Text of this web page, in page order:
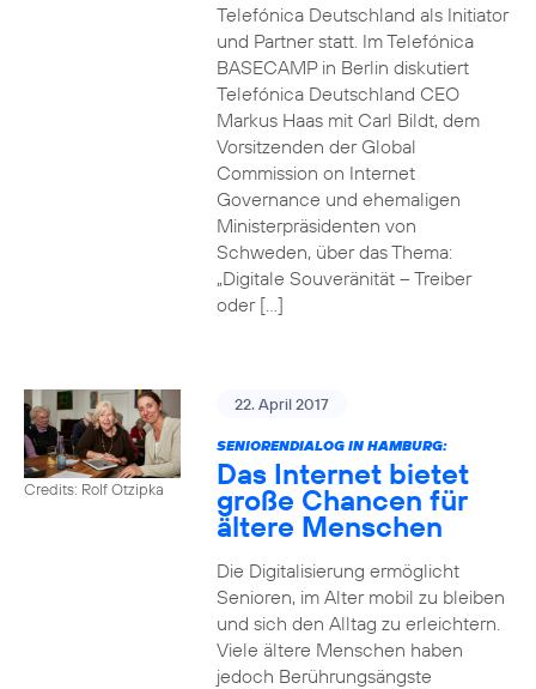
Telefónica Deutschland als Initiator
und Partner statt. Im Telefónica
BASECAMP in Berlin diskutiert
Telefónica Deutschland CEO
Markus Haas mit Carl Bildt, dem
Vorsitzenden der Global
Commission on Internet
Governance und ehemaligen
Ministerpräsidenten von
Schweden, über das Thema:
„Digitale Souveränität – Treiber
oder […]
Credits: Rolf Otzipka
22. April 2017
SENIORENDIALOG IN HAMBURG:
Das Internet bietet
große Chancen für
ältere Menschen
Die Digitalisierung ermöglicht
Senioren, im Alter mobil zu bleiben
und sich den Alltag zu erleichtern.
Viele ältere Menschen haben
jedoch Berührungsängste